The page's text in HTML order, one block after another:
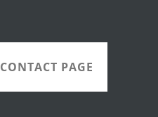
CONTACT PAGE